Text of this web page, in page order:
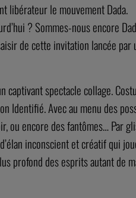
libérateur le mouvement Dada.
? Sommes-nous encore
de cette invitation lancée par
captivant spectacle collage.
Identifié. Avec au menu des
ou encore des fantômes… Par
inconscient et créatif qui
profond des esprits autant de